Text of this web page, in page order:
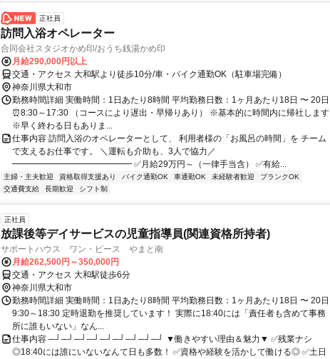
正社員
訪問入浴オペレーター
合同会社スタジオかめ印/おうち銭湯かめ印
月給290,000円以上
交通・アクセス 大和駅より徒歩10分/車・バイク通勤OK（駐車場完備）
神奈川県大和市
勤務時間詳細 実働時間：1日あたり8時間 平均勤務日数：1ヶ月あたり18日 〜 20日
⏰8:30～17:30 （コースにより遅出・早帰りあり） ※基本的に時間内に帰社します
※早く終わる日もありま...
仕事内容 訪問入浴のオペレーターとして、 利用者様の「お風呂の時間」を チーム
で支えるお仕事です。 ＼運転も介助も、3人で協力／
━━━━━━━━━━━━━━ ✅月給29万円～（一律手当含） ✅有給...
主婦・主夫歓迎 資格取得支援あり バイク通勤OK 車通勤OK 未経験者歓迎
ブランクOK
交通費支給
長期歓迎 シフト制
正社員
放課後等デイサービスの児童指導員(関連資格所持者)
サポートハウス ワン・ピース やまと南
月給262,500円～350,000円
交通・アクセス 大和駅徒歩6分
神奈川県大和市
勤務時間詳細 実働時間：1日あたり8時間 平均勤務日数：1ヶ月あたり18日 〜 20日
9:30～18:30 定時退勤を推奨しています！ 実際に18:40には「責任者も含めて事務
所に誰もいない」なん...
仕事内容 ─┘─┘─┘─┘─┘─┘─┘─┘─┘ ▼働きやすい理由＆魅力▼ ✅残業ナシ
◎18:40には誰にいないなんて日も多数！ ✅資格や経験を活かして働ける◎ ✅土日